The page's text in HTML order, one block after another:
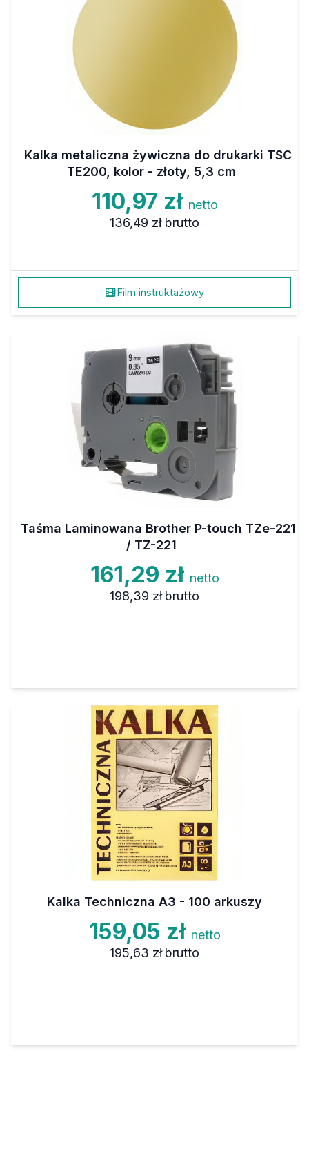
Kalka metaliczna żywiczna do drukarki TSC
TE200, kolor - złoty, 5,3 cm
110,97 zł netto
136,49 zł brutto
Film instruktażowy
Taśma Laminowana Brother P-touch TZe-221
/ TZ-221
161,29 zł netto
198,39 zł brutto
Kalka Techniczna A3 - 100 arkuszy
159,05 zł netto
195,63 zł brutto